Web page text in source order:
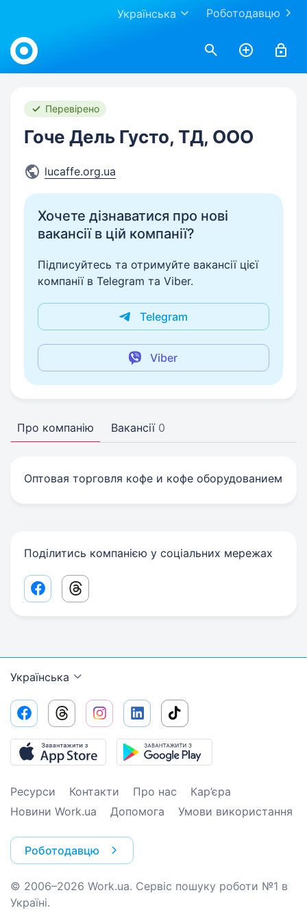
Роботодавцю
Українська
Work.ua
Перевірено
Гоче Дель Густо, ТД, ООО
lucaffe.org.ua
Хочете дізнаватися про нові
вакансії в цій компанії?
Підписуйтесь та отримуйте вакансії цієї
компанії в Telegram та Viber.
Telegram
Viber
Про компанію Вакансії 0
Оптовая торговля кофе и кофе оборудованием
Поділитись компанією у соціальних мережах
Facebook share link
Threads share link
Українська
Ресурси Контакти Про нас
Кар’єра
Новини Work.ua
Допомога Умови використання
Роботодавцю
© 2006–2026 Work.ua. Сервіс пошуку роботи №1 в
Україні.